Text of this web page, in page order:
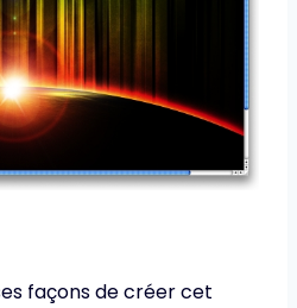
façons de créer cet